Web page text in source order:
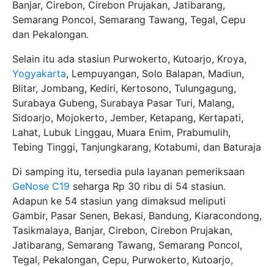
Banjar, Cirebon, Cirebon Prujakan, Jatibarang,
Semarang Poncol, Semarang Tawang, Tegal, Cepu
dan Pekalongan.
Selain itu ada stasiun Purwokerto, Kutoarjo, Kroya,
Yogyakarta, Lempuyangan, Solo Balapan, Madiun,
Blitar, Jombang, Kediri, Kertosono, Tulungagung,
Surabaya Gubeng, Surabaya Pasar Turi, Malang,
Sidoarjo, Mojokerto, Jember, Ketapang, Kertapati,
Lahat, Lubuk Linggau, Muara Enim, Prabumulih,
Tebing Tinggi, Tanjungkarang, Kotabumi, dan Baturaja
Di samping itu, tersedia pula layanan pemeriksaan
GeNose C19 seharga Rp 30 ribu di 54 stasiun.
Adapun ke 54 stasiun yang dimaksud meliputi
Gambir, Pasar Senen, Bekasi, Bandung, Kiaracondong,
Tasikmalaya, Banjar, Cirebon, Cirebon Prujakan,
Jatibarang, Semarang Tawang, Semarang Poncol,
Tegal, Pekalongan, Cepu, Purwokerto, Kutoarjo,